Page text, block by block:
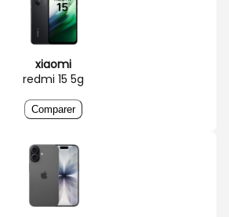
xiaomi
redmi 15 5g
Comparer